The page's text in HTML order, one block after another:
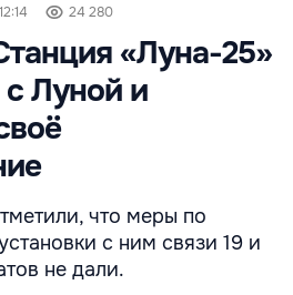
24 280
«Луна-25»
с Луной и
что меры по
с ним связи 19 и
не дали.